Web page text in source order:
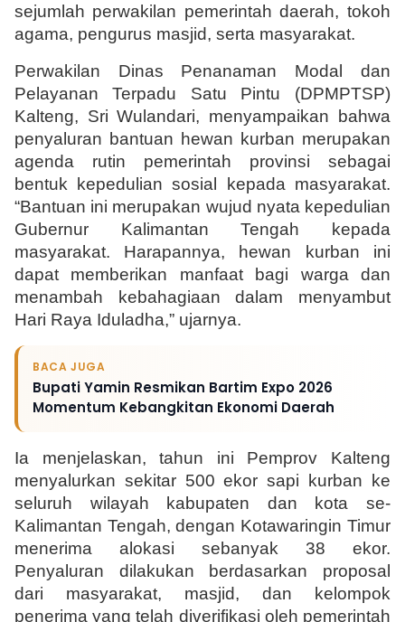
sejumlah perwakilan pemerintah daerah, tokoh
agama, pengurus masjid, serta masyarakat.
Perwakilan Dinas Penanaman Modal dan
Pelayanan Terpadu Satu Pintu (DPMPTSP)
Kalteng, Sri Wulandari, menyampaikan bahwa
penyaluran bantuan hewan kurban merupakan
agenda rutin pemerintah provinsi sebagai
bentuk kepedulian sosial kepada masyarakat.
“Bantuan ini merupakan wujud nyata kepedulian
Gubernur Kalimantan Tengah kepada
masyarakat. Harapannya, hewan kurban ini
dapat memberikan manfaat bagi warga dan
menambah kebahagiaan dalam menyambut
Hari Raya Iduladha,” ujarnya.
BACA JUGA
Bupati Yamin Resmikan Bartim Expo 2026
Momentum Kebangkitan Ekonomi Daerah
Ia menjelaskan, tahun ini Pemprov Kalteng
menyalurkan sekitar 500 ekor sapi kurban ke
seluruh wilayah kabupaten dan kota se-
Kalimantan Tengah, dengan Kotawaringin Timur
menerima alokasi sebanyak 38 ekor.
Penyaluran dilakukan berdasarkan proposal
dari masyarakat, masjid, dan kelompok
penerima yang telah diverifikasi oleh pemerintah